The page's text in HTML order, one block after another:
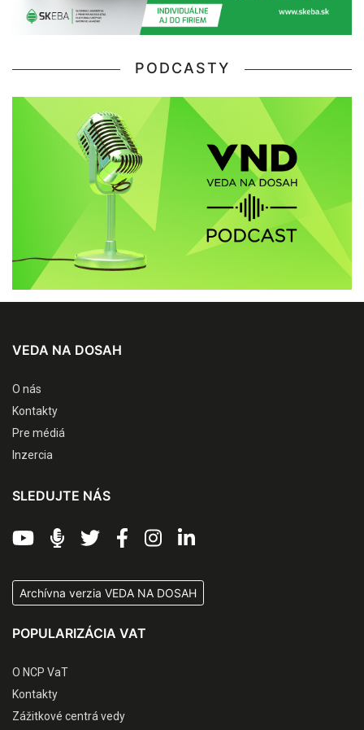
PODCASTY
VEDA NA DOSAH
O nás
Kontakty
Pre médiá
Inzercia
SLEDUJTE NÁS
Archívna verzia VEDA NA DOSAH
POPULARIZÁCIA VAT
O NCP VaT
Kontakty
Zážitkové centrá vedy